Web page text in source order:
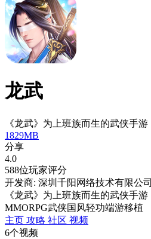
龙武
《龙武》为上班族而生的武侠手游
1829MB
分享
4.0
588位玩家评分
开发商: 深圳千阳网络技术有限公司
《龙武》为上班族而生的武侠手游
MMORPG武侠国风轻功端游移植
主页 攻略 社区 视频
6个视频